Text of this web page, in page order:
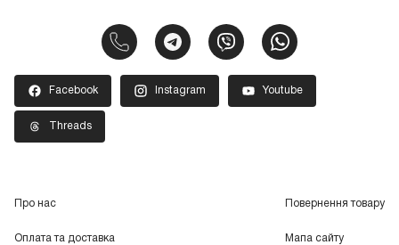
Facebook Instagram Youtube
Threads
Про нас
Оплата та доставка
Повернення товару
Мапа сайту